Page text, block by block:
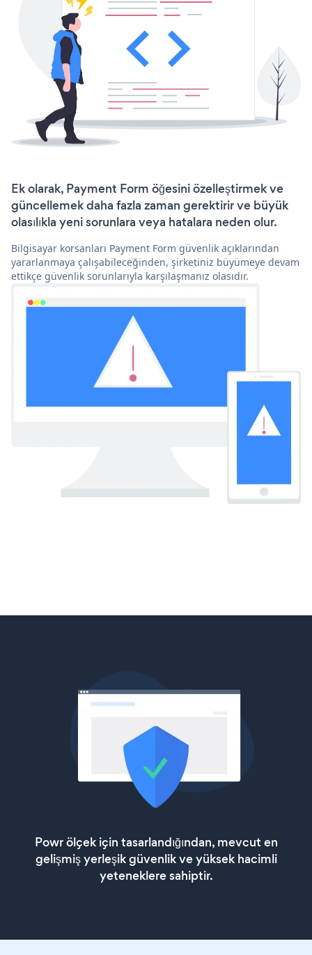
Ek olarak, Payment Form öğesini özelleştirmek ve
güncellemek daha fazla zaman gerektirir ve büyük
olasılıkla yeni sorunlara veya hatalara neden olur.
Bilgisayar korsanları Payment Form güvenlik açıklarından
yararlanmaya çalışabileceğinden, şirketiniz büyümeye devam
ettikçe güvenlik sorunlarıyla karşılaşmanız olasıdır.
Powr ölçek için tasarlandığından, mevcut en
gelişmiş yerleşik güvenlik ve yüksek hacimli
yeteneklere sahiptir.